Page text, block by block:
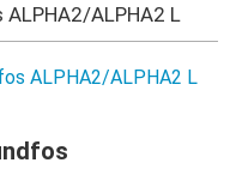
ALPHA2 L